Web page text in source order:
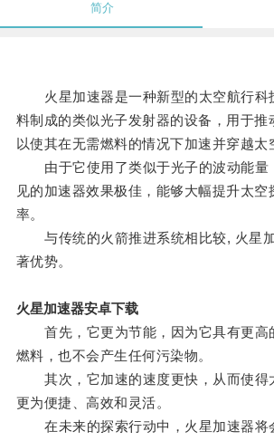
简介
火星加速器是一种新型的太空航行科
料制成的类似光子发射器的设备，用于推
以使其在无需燃料的情况下加速并穿越太
由于它使用了类似于光子的波动能量
见的加速器效果极佳，能够大幅提升太空
率。
与传统的火箭推进系统相比较, 火星加
著优势。
火星加速器安卓下载
首先，它更为节能，因为它具有更高
燃料，也不会产生任何污染物。
其次，它加速的速度更快，从而使得
更为便捷、高效和灵活。
在未来的探索行动中，火星加速器将